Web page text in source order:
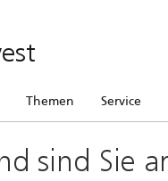
Themen Service
sind Sie